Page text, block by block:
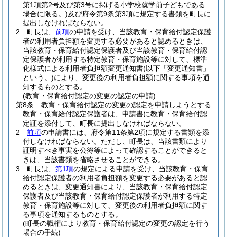
第1項第2号及び第3号に掲げる小学校就学前子どもである
場合に限る。)及び府令第9条第3項に規定する書類を町長に
提出しなければならない。
2
町長は、 前項の申請を受け、当該教育・保育給付認定保護
者の利用者負担額を変更する必要があると認めるときは、
当該教育・保育給付認定保護者及び当該教育・保育給付認
定保護者が利用する特定教育・保育施設等に対して、標準
化様式による利用者負担額変更通知書(以下「変更通知書」
という。)により、変更後の利用者負担額に関する事項を通
知するものとする。
(教育・保育給付認定の変更の認定の申請)
第8条
教育・保育給付認定の変更の認定を申請しようとする
教育・保育給付認定保護者は、申請書に教育・保育給付認
定証を添付して、町長に提出しなければならない。
2
前項の申請書には、府令第11条第2項に規定する書類を添
付しなければならない。 ただし、町長は、当該書類により
証明すべき事実を公簿等によって確認することができると
きは、当該書類を省略させることができる。
3
町長は、 第1項の規定による申請を受け、当該教育・保育
給付認定保護者の利用者負担額を変更する必要があると認
めるときは、変更通知書により、当該教育・保育給付認定
保護者及び当該教育・保育給付認定保護者が利用する特定
教育・保育施設等に対して、変更後の利用者負担額に関す
る事項を通知するものとする。
(町長の職権により教育・保育給付認定の変更の認定を行う
場合の手続)